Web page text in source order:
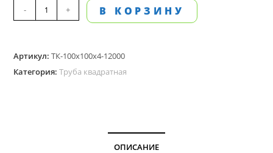
Количество
товара
квадратная
100х100
- + В КОРЗИНУ
Артикул:ТК-100х100х4-12000
Категория:Труба квадратная
ОПИСАНИЕ